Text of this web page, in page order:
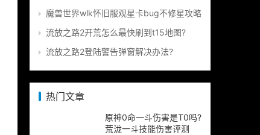
魔兽世界wlk怀旧服观星卡bug不修星攻略
流放之路2开荒怎么最快刷到t15地图?
流放之路2登陆警告弹窗解决办法?
热门文章
原神0命一斗伤害是T0吗?
荒泷一斗技能伤害评测